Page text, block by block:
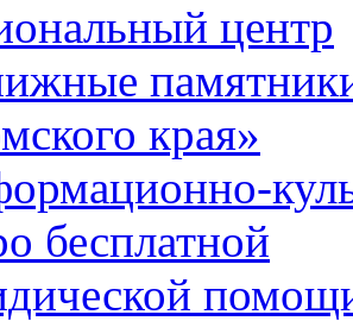
центр
края»
бесплатной